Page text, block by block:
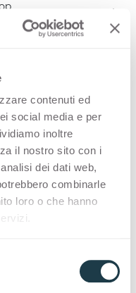
contenuti ed
social media e per
inoltre
il nostro sito con i
dei dati web,
combinarle
loro o che hanno
Cardoso
Grey
Grey
Cream
Dark